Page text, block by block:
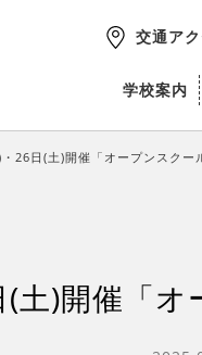
交通ア
学校案内
26日(土)開催「オープンスクー
土)開催「